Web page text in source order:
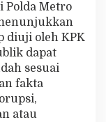
Polda Metro
diuji oleh KPK
dapat
sesuai
fakta
atau